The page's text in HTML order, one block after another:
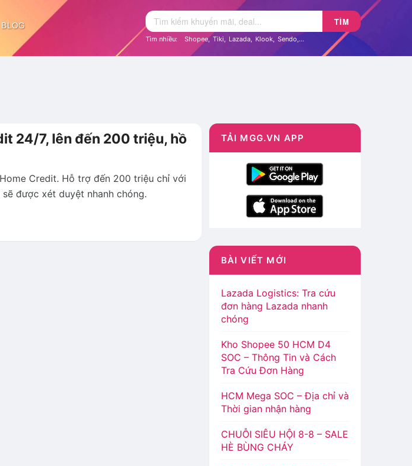
BLOG TÌM
Tìm nhiều: Shopee, Tiki, Lazada, Klook, Sendo,...
24/7, lên đến 200 triệu, hồ
Credit. Hỗ trợ đến 200 triệu chỉ với
được xét duyệt nhanh chóng.
TẢI MGG.VN APP
BÀI VIẾT MỚI
Lazada Logistics: Tra cứu
đơn hàng Lazada nhanh
chóng
Kho Shopee 50 HCM D4
SOC – Thông Tin và Cách
Tra Cứu Đơn Hàng
HCM Mega SOC – Địa chỉ và
Thời gian nhận hàng
CHUỖI SIÊU HỘI 8-8 – SALE
HÈ BÙNG CHÁY